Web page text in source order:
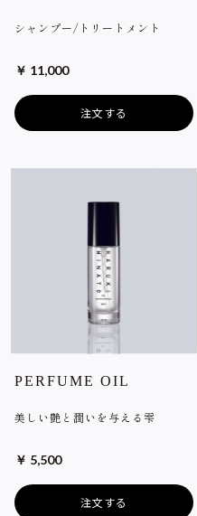
シャンプー/トリートメント
￥ 11,000
注文する
PERFUME OIL
美しい艶と潤いを与える雫
￥ 5,500
注文する